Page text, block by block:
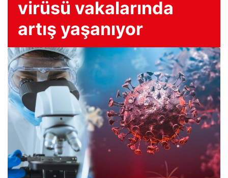
virüsü vakalarında
artış yaşanıyor